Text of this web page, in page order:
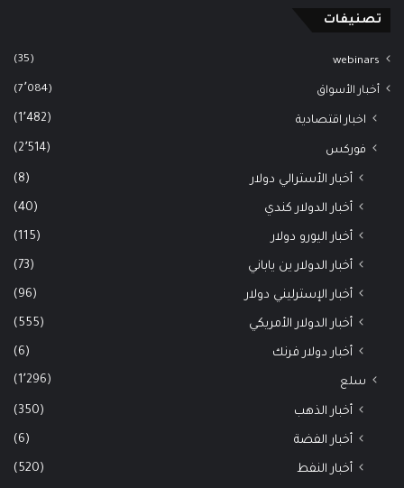
تصنيفات
webinars
(35)
أخبار الأسواق (7٬084)
اخبار اقتصادية (1٬482)
فوركس (2٬514)
أخبار الأسترالي دولار (8)
أخبار الدولار كندي (40)
أخبار اليورو دولار (115)
أخبار الدولار ين ياباني (73)
أخبار الإسترليني دولار (96)
أخبار الدولار الأمريكي (555)
أخبار دولار فرنك (6)
سلع (1٬296)
أخبار الذهب (350)
أخبار الفضة (6)
أخبار النفط (520)